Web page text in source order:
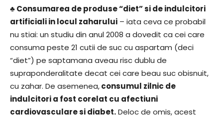
♣ Consumarea de produse “diet” si de indulcitori
artificiali in locul zaharului – iata ceva ce probabil
nu stiai: un studiu din anul 2008 a dovedit ca cei care
consuma peste 21 cutii de suc cu aspartam (deci
“diet”) pe saptamana aveau risc dublu de
supraponderalitate decat cei care beau suc obisnuit,
cu zahar. De asemenea,consumul zilnic de
indulcitori a fost corelat cu afectiuni
cardiovasculare si diabet.Deloc de omis, acest